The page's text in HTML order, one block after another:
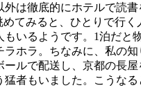
外は徹底的にホテルで読書
めてみると、ひとりで行く
もいるようです。1泊だと
ラホラ。ちなみに、私の知
ールで配送し、京都の長屋
猛者もいました。こうな